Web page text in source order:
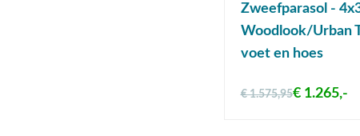
Zweefparasol -
Woodlook/Urban
voet en hoes
€ 1.575,95€ 1.265,-